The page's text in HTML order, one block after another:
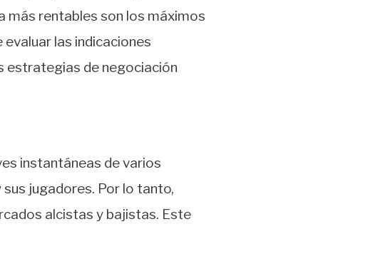
más rentables son los máximos
las indicaciones
estrategias de negociación
instantáneas de varios
jugadores. Por lo tanto,
alcistas y bajistas. Este